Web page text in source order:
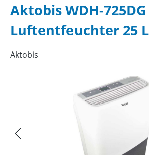
Aktobis WDH-725DG
Luftentfeuchter 25
Aktobis
Bildergalerie überspringen